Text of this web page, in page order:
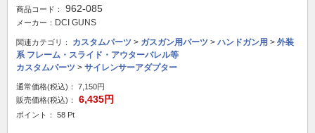
商品コード： 962-085
メーカー： DCI GUNS
関連カテゴリ： カスタムパーツ > ガスガン用パーツ > ハンドガン用 > 外装
系 フレーム・スライド・アウターバレル等
カスタムパーツ > サイレンサーアダプター
通常価格(税込)：
7,150円
販売価格(税込)：
6,435円
ポイント： 58 Pt